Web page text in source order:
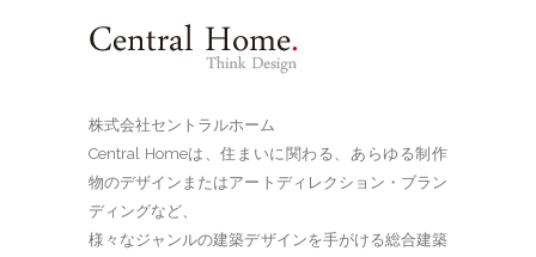
株式会社セントラルホーム
Central Homeは、住まいに関わる、あらゆる制作
物のデザインまたはアートディレクション・ブラン
ディングなど、
様々なジャンルの建築デザインを手がける総合建築